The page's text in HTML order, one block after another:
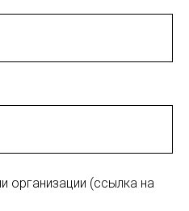
организации (ссылка на